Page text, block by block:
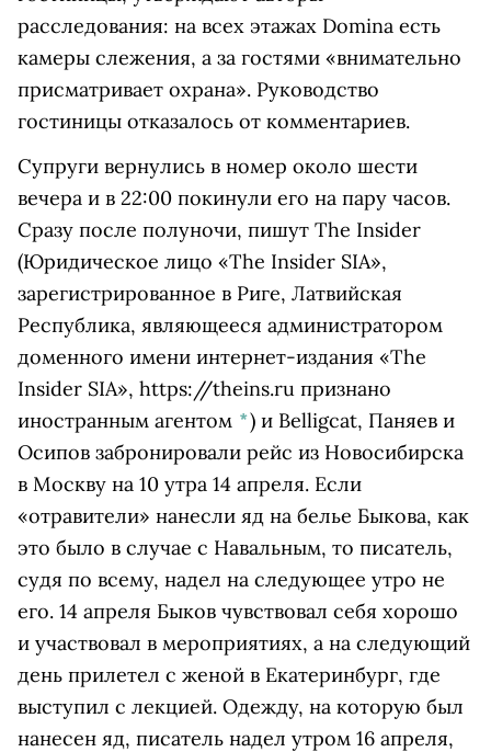
расследования: на всех этажах Domina есть
камеры слежения, а за гостями «внимательно
присматривает охрана». Руководство
гостиницы отказалось от комментариев.
Супруги вернулись в номер около шести
вечера и в 22:00 покинули его на пару часов.
Сразу после полуночи, пишут The Insider
(Юридическое лицо «The Insider SIA»,
зарегистрированное в Риге, Латвийская
Республика, являющееся администратором
доменного имени интернет-издания «The
Insider SIA», https://theins.ru признано
иностранным агентом *) и Belligcat, Паняев и
Осипов забронировали рейс из Новосибирска
в Москву на 10 утра 14 апреля. Если
«отравители» нанесли яд на белье Быкова, как
это было в случае с Навальным, то писатель,
судя по всему, надел на следующее утро не
его. 14 апреля Быков чувствовал себя хорошо
и участвовал в мероприятиях, а на следующий
день прилетел с женой в Екатеринбург, где
выступил с лекцией. Одежду, на которую был
нанесен яд, писатель надел утром 16 апреля,